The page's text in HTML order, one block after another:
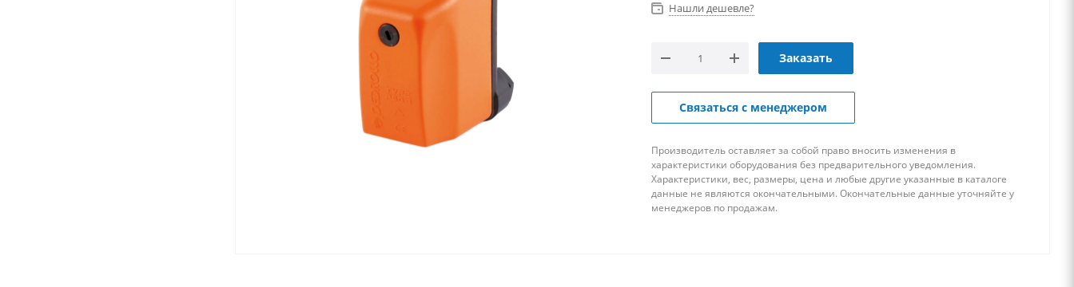
Нашли дешевле?
Заказать
Связаться с менеджером
Производитель оставляет за собой право вносить изменения в
характеристики оборудования без предварительного уведомления.
Характеристики, вес, размеры, цена и любые другие указанные в каталоге
данные не являются окончательными. Окончательные данные уточняйте у
менеджеров по продажам.